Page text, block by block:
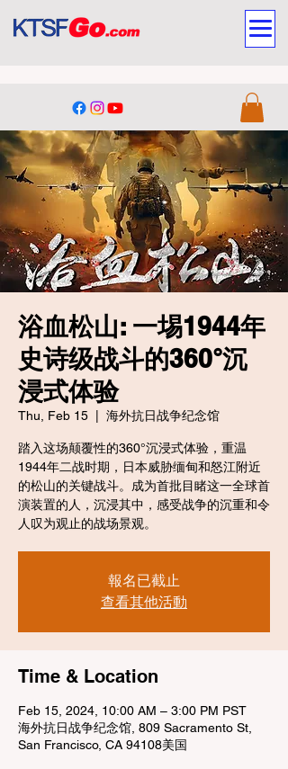
浴血松山: 一埸1944年
史诗级战斗的360°沉
浸式体验
Thu, Feb 15 海外抗日战争纪念馆
踏入这场颠覆性的360°沉浸式体验，重温
1944年二战时期，日本威胁缅甸和怒江附近
的松山的关键战斗。成为首批目睹这一全球首
演装置的人，沉浸其中，感受战争的沉重和令
人叹为观止的战场景观。
報名已截止
查看其他活動
Time & Location
Feb 15, 2024, 10:00 AM – 3:00 PM PST
海外抗日战争纪念馆, 809 Sacramento St,
San Francisco, CA 94108美国